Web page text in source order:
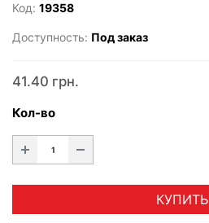
Код: 19358
Доступность: Под заказ
41.40 грн.
Кол-во
КУПИТЬ